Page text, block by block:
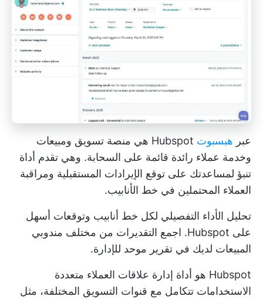
عبر هبسبوت
Hubspot هي منصة تسويق ومبيعات
وخدمة عملاء رائدة قائمة على السحابة. وهي تقدم أداة
تنبؤ لمساعدتك على توقع الإيرادات المستقبلية ومراقبة
العملاء المحتملين في خط الأنابيب.
تحليل الأداء التفصيلي لكل خط أنابيب وتوقعات أسهل
على Hubspot. اجمع التقديرات من مختلف مندوبي
المبيعات لديك في تقرير موحد للإدارة.
Hubspot هو أداة إدارة علاقات العملاء متعددة
الاستخدامات تتكامل مع قنوات التسويق المختلفة، مثل